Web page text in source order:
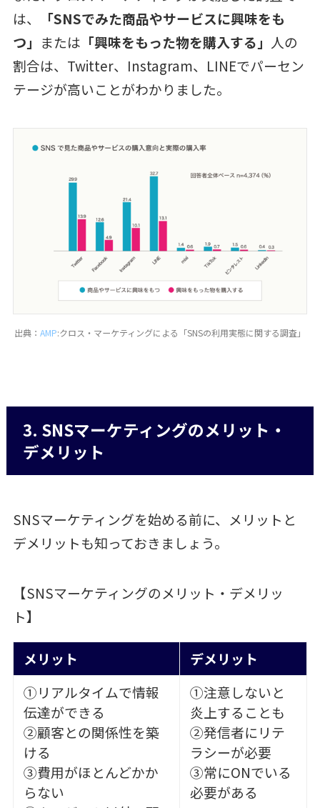
は、
「SNSでみた商品やサービスに興味をも
つ」 または 「興味をもった物を購入する」 人の
割合は、Twitter、Instagram、LINEでパーセン
テージが高いことがわかりました。
出典： AMP:クロス・マーケティングによる「SNSの利用実態に関する調査」
3. SNSマーケティングのメリット・
デメリット
SNSマーケティングを始める前に、メリットと
デメリットも知っておきましょう。
【SNSマーケティングのメリット・デメリッ
ト】
メリット
デメリット
①リアルタイムで情報
伝達ができる
②顧客との関係性を築
ける
③費用がほとんどかか
らない
①注意しないと
炎上することも
②発信者にリテ
ラシーが必要
③常にONでいる
必要がある